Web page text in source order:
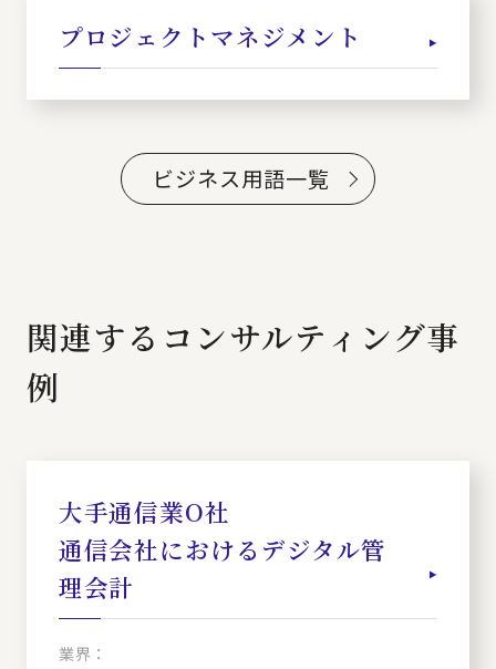
プロジェクトマネジメント
ビジネス用語一覧
関連するコンサルティング事
例
大手通信業O社
通信会社におけるデジタル管
理会計
業界：